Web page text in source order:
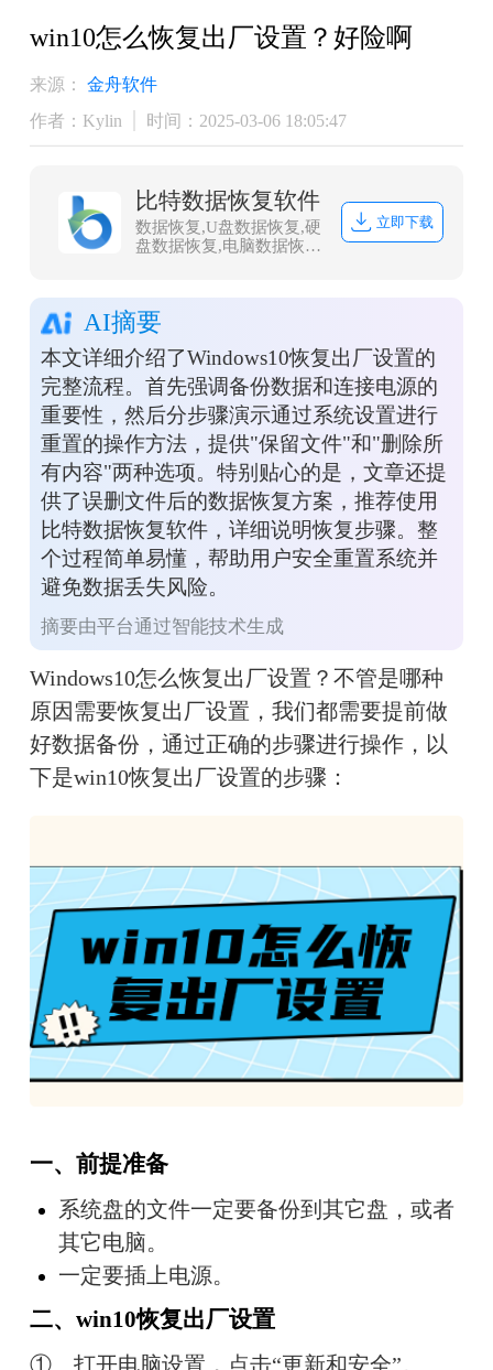
win10怎么恢复出厂设置？好险啊
来源：
金舟软件
作者：Kylin
时间：2025-03-06 18:05:47
比特数据恢复软件
数据恢复,U盘数据恢复,硬
盘数据恢复,电脑数据恢
据恢复,照片恢复,sd卡数
据恢复
立即下载
AI摘要
本文详细介绍了Windows10恢复出厂设置的
完整流程。首先强调备份数据和连接电源的
重要性，然后分步骤演示通过系统设置进行
重置的操作方法，提供"保留文件"和"删除所
有内容"两种选项。特别贴心的是，文章还提
供了误删文件后的数据恢复方案，推荐使用
比特数据恢复软件，详细说明恢复步骤。整
个过程简单易懂，帮助用户安全重置系统并
避免数据丢失风险。
摘要由平台通过智能技术生成
Windows10怎么恢复出厂设置？不管是哪种
原因需要恢复出厂设置，我们都需要提前做
好数据备份，通过正确的步骤进行操作，以
下是win10恢复出厂设置的步骤：
一、前提准备
系统盘的文件一定要备份到其它盘，或者
其它电脑。
一定要插上电源。
二、win10恢复出厂设置
①　打开电脑设置，点击“更新和安全”。